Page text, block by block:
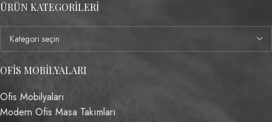
ÜRÜN KATEGORILERI
OFIS MOBILYALARI
Ofis Mobilyaları
Modern Ofis Masa Takımları